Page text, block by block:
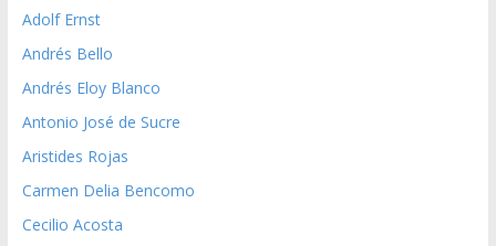
Adolf Ernst
Andrés Bello
Andrés Eloy Blanco
Antonio José de Sucre
Aristides Rojas
Carmen Delia Bencomo
Cecilio Acosta